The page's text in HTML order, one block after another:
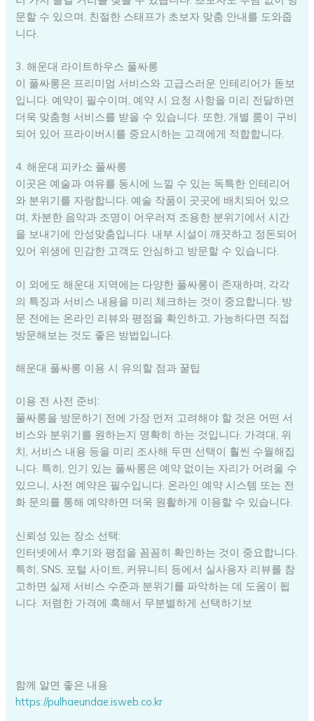
문할 수 있으며, 친절한 스태프가 초보자 맞춤 안내를 도와줍
니다.
3. 해운대 라이트하우스 풀싸롱
이 풀싸롱은 프리미엄 서비스와 고급스러운 인테리어가 돋보
입니다. 예약이 필수이며, 예약 시 요청 사항을 미리 전달하면
더욱 맞춤형 서비스를 받을 수 있습니다. 또한, 개별 룸이 구비
되어 있어 프라이버시를 중요시하는 고객에게 적합합니다.
4. 해운대 피카소 풀싸롱
이곳은 예술과 여유를 동시에 느낄 수 있는 독특한 인테리어
와 분위기를 자랑합니다. 예술 작품이 곳곳에 배치되어 있으
며, 차분한 음악과 조명이 어우러져 조용한 분위기에서 시간
을 보내기에 안성맞춤입니다. 내부 시설이 깨끗하고 정돈되어
있어 위생에 민감한 고객도 안심하고 방문할 수 있습니다.
이 외에도 해운대 지역에는 다양한 풀싸롱이 존재하며, 각각
의 특징과 서비스 내용을 미리 체크하는 것이 중요합니다. 방
문 전에는 온라인 리뷰와 평점을 확인하고, 가능하다면 직접
방문해보는 것도 좋은 방법입니다.
해운대 풀싸롱 이용 시 유의할 점과 꿀팁
이용 전 사전 준비:
풀싸롱을 방문하기 전에 가장 먼저 고려해야 할 것은 어떤 서
비스와 분위기를 원하는지 명확히 하는 것입니다. 가격대, 위
치, 서비스 내용 등을 미리 조사해 두면 선택이 훨씬 수월해집
니다. 특히, 인기 있는 풀싸롱은 예약 없이는 자리가 어려울 수
있으니, 사전 예약은 필수입니다. 온라인 예약 시스템 또는 전
화 문의를 통해 예약하면 더욱 원활하게 이용할 수 있습니다.
신뢰성 있는 장소 선택:
인터넷에서 후기와 평점을 꼼꼼히 확인하는 것이 중요합니다.
특히, SNS, 포털 사이트, 커뮤니티 등에서 실사용자 리뷰를 참
고하면 실제 서비스 수준과 분위기를 파악하는 데 도움이 됩
니다. 저렴한 가격에 혹해서 무분별하게 선택하기보
함께 알면 좋은 내용
https://pulhaeundae.isweb.co.kr